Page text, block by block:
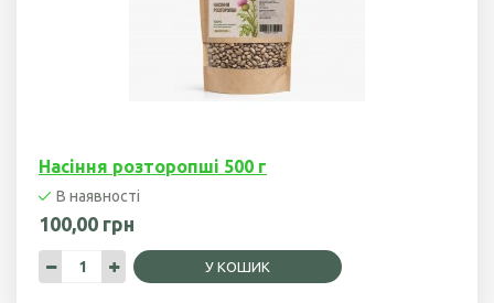
Насіння розторопші 500 г
В наявності
100,00 грн
У КОШИК